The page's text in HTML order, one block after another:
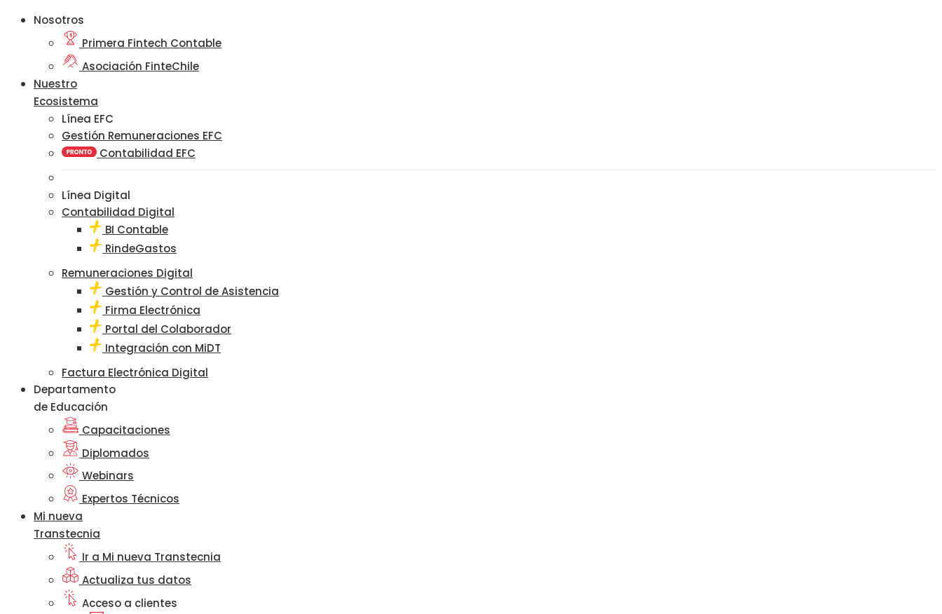
Nosotros
Primera Fintech Contable
Asociación FinteChile
Nuestro
Ecosistema
Línea EFC
Gestión Remuneraciones EFC
Contabilidad EFC
Línea Digital
Contabilidad Digital
BI Contable
RindeGastos
Remuneraciones Digital
Gestión y Control de Asistencia
Firma Electrónica
Portal del Colaborador
Integración con MiDT
Factura Electrónica Digital
Departamento
de Educación
Capacitaciones
Diplomados
Webinars
Expertos Técnicos
Mi nueva
Transtecnia
Ir a Mi nueva Transtecnia
Actualiza tus datos
Acceso a clientes